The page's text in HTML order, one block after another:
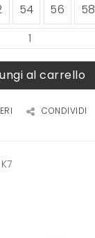
54 56 58
al carrello
CONDIVIDI